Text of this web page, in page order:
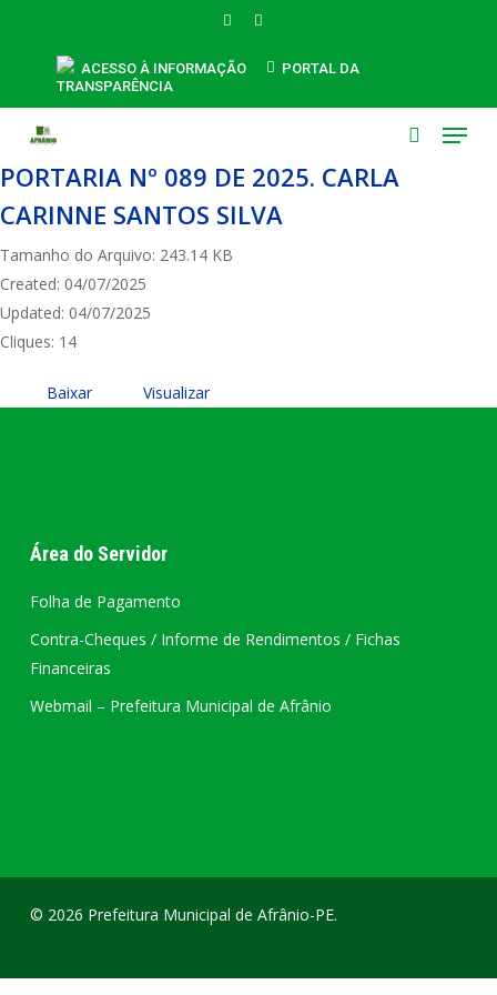
FACEBOOKINSTAGRAM
ACESSO À INFORMAÇÃO
PORTAL DA
TRANSPARÊNCIA
Menu
PORTARIA Nº 089 DE 2025. CARLA
CARINNE SANTOS SILVA
Tamanho do Arquivo: 243.14 KB
Created: 04/07/2025
Updated: 04/07/2025
Cliques: 14
Baixar Visualizar
Área do Servidor
Folha de Pagamento
Contra-Cheques / Informe de Rendimentos / Fichas
Financeiras
Webmail – Prefeitura Municipal de Afrânio
© 2026 Prefeitura Municipal de Afrânio-PE.